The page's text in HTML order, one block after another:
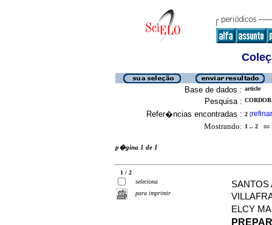
Base de dados : article
Pesquisa :
Refer�ncias encontradas : 2 [refinar
Mostrando: 1 .. 2 no
p�gina 1 de 1
1 / 2
seleciona
para imprimir
ELCY